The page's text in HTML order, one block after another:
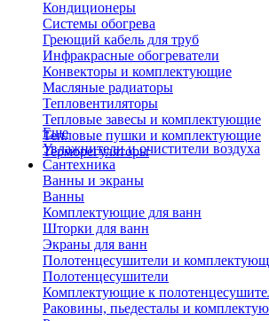
Кондиционеры
Системы обогрева
Греющий кабель для труб
Инфракрасные обогреватели
Конвекторы и комплектующие
Масляные радиаторы
Тепловентиляторы
Тепловые завесы и комплектующие
Тепловые пушки и комплектующие
Терморегуляторы
Еще
Увлажнители и очистители воздуха
Сантехника
Ванны и экраны
Ванны
Комплектующие для ванн
Шторки для ванн
Экраны для ванн
Полотенцесушители и
Полотенцесушители
Комплектующие к
Раковины, пьедесталы и